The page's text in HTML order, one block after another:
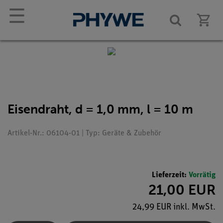
☰
Eisendraht, d = 1,0 mm, l = 10 m
Artikel-Nr.: 06104-01 | Typ: Geräte & Zubehör
Lieferzeit: Vorrätig
21,00 EUR
24,99 EUR inkl. MwSt.